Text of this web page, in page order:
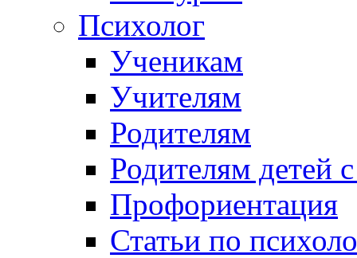
Психолог
Ученикам
Учителям
Родителям
Родителям детей
Профориентация
Статьи по